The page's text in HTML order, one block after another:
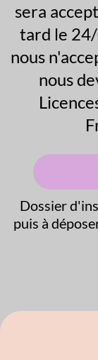
sera
tard le
nous
nous
Dossier
puis à